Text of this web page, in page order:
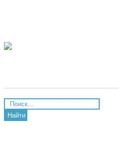
Найти